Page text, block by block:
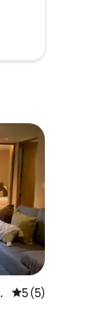
Évaluation
5 (5)